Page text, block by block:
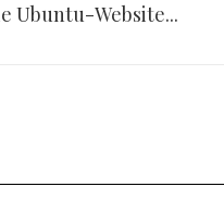
Ubuntu-Website...